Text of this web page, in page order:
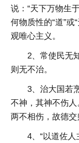
说：“天下万物生
何物质性的“道”或
观唯心主义。
2、常使民无知
则无不治。
3、治大国若烹
不神，其神不伤
两不相伤，故德交
4、“以道佐人